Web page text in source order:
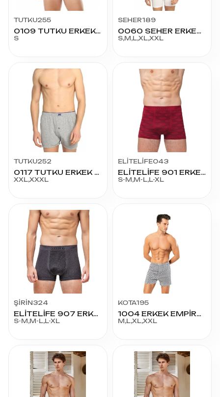
TUTKU255
0109 TUTKU ERKEK RENKLİ KOM NO:2
S
SEHER189
0060 SEHER ERKEK LİKRALI BOXER
S,M,L,XL,XXL
TUTKU252
0117 TUTKU ERKEK PENYE DÜZ BOXER BATTAL
XXL,XXXL
ELİTELİFE043
ELİTELİFE 901 ERKEK DESENLİ BOXER
S-M,M-L,L-XL
ŞİRİN324
ELİTELİFE 907 ERKEK BOXER
S-M,M-L,L-XL
KOTA195
1004 ERKEK EMPİRME BOXER
M,L,XL,XXL